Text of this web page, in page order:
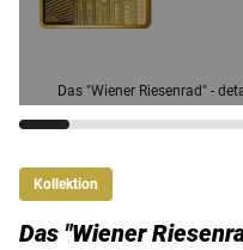
Das "Wiener Riesenrad" -
Kollektion
Das "Wiener